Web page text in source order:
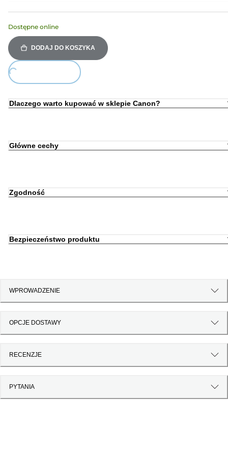
Dostępne online
DODAJ DO KOSZYKA
Dlaczego warto kupować w sklepie Canon?
Główne cechy
Zgodność
Bezpieczeństwo produktu
WPROWADZENIE
OPCJE DOSTAWY
RECENZJE
PYTANIA